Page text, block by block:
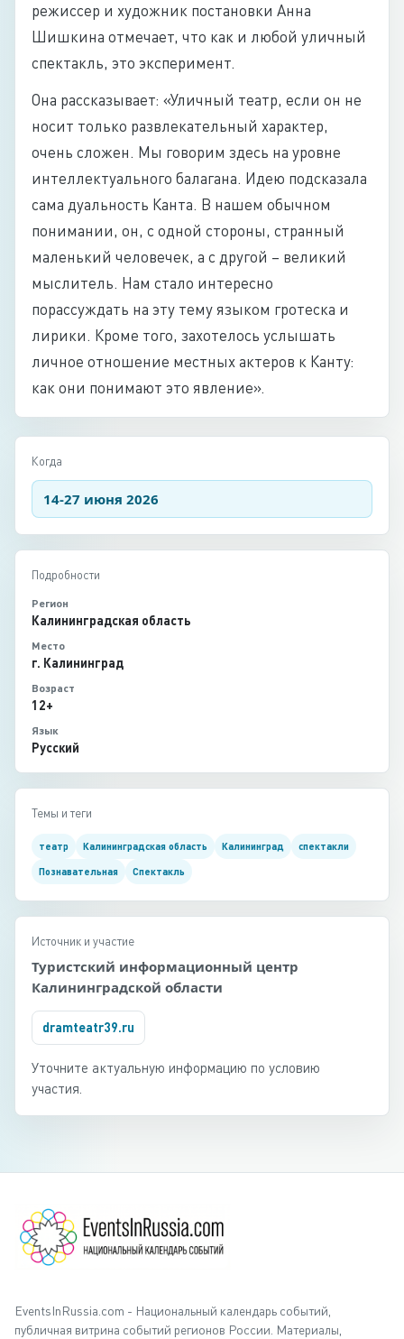
режиссер и художник постановки Анна
Шишкина отмечает, что как и любой уличный
спектакль, это эксперимент.
Она рассказывает: «Уличный театр, если он не
носит только развлекательный характер,
очень сложен. Мы говорим здесь на уровне
интеллектуального балагана. Идею подсказала
сама дуальность Канта. В нашем обычном
понимании, он, с одной стороны, странный
маленький человечек, а с другой – великий
мыслитель. Нам стало интересно
порассуждать на эту тему языком гротеска и
лирики. Кроме того, захотелось услышать
личное отношение местных актеров к Канту:
как они понимают это явление».
Когда
14-27 июня 2026
Подробности
Регион
Калининградская область
Место
г. Калининград
Возраст
12+
Язык
Русский
Темы и теги
театр Калининградская область Калининград спектакли
Познавательная Спектакль
Источник и участие
Туристский информационный центр
Калининградской области
dramteatr39.ru
Уточните актуальную информацию по условию
участия.
EventsInRussia.com - Национальный календарь событий,
публичная витрина событий регионов России. Материалы,